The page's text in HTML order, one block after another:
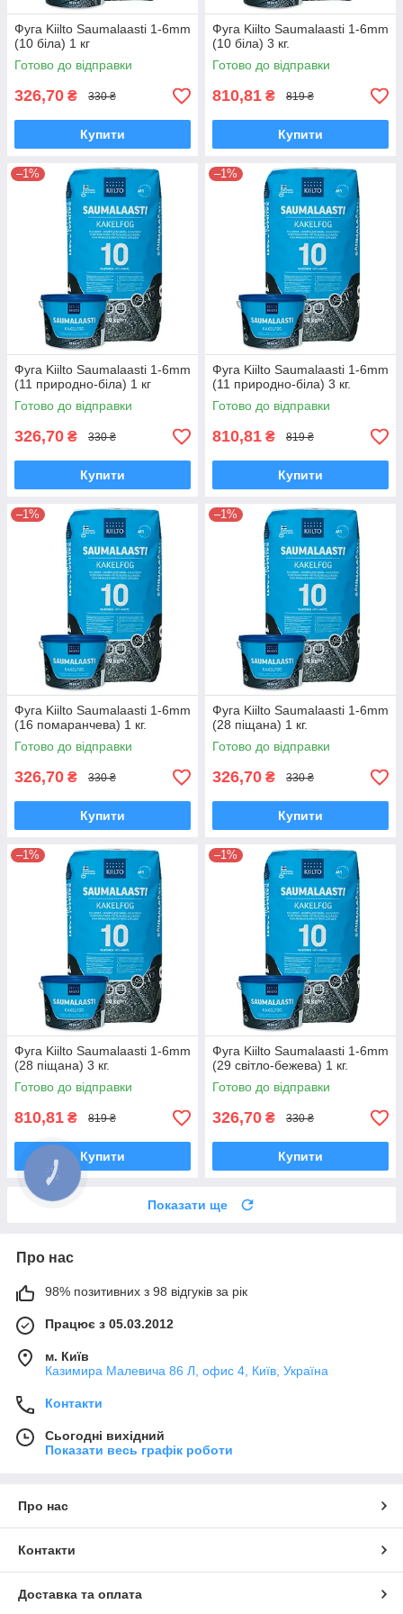
Фуга Kiilto Saumalaasti 1-6mm
(10 біла) 1 кг
Готово до відправки
326,70 ₴ 330 ₴
Купити
Фуга Kiilto Saumalaasti 1-6mm
(10 біла) 3 кг.
Готово до відправки
810,81 ₴ 819 ₴
Купити
–1%
Фуга Kiilto Saumalaasti 1-6mm
(11 природно-біла) 1 кг
Готово до відправки
326,70 ₴ 330 ₴
Купити
–1%
Фуга Kiilto Saumalaasti 1-6mm
(11 природно-біла) 3 кг.
Готово до відправки
810,81 ₴ 819 ₴
Купити
–1%
Фуга Kiilto Saumalaasti 1-6mm
(16 помаранчева) 1 кг.
Готово до відправки
326,70 ₴ 330 ₴
Купити
–1%
Фуга Kiilto Saumalaasti 1-6mm
(28 піщана) 1 кг.
Готово до відправки
326,70 ₴ 330 ₴
Купити
–1%
Фуга Kiilto Saumalaasti 1-6mm
(28 піщана) 3 кг.
Готово до відправки
810,81 ₴ 819 ₴
Купити
–1%
Фуга Kiilto Saumalaasti 1-6mm
(29 світло-бежева) 1 кг.
Готово до відправки
326,70 ₴ 330 ₴
Купити
Показати ще
Про нас
98% позитивних з 98 відгуків за рік
Працює з 05.03.2012
м. Київ
Казимира Малевича 86 Л, офис 4, Київ, Україна
Контакти
Сьогодні вихідний
Показати весь графік роботи
Про нас
Контакти
Доставка та оплата